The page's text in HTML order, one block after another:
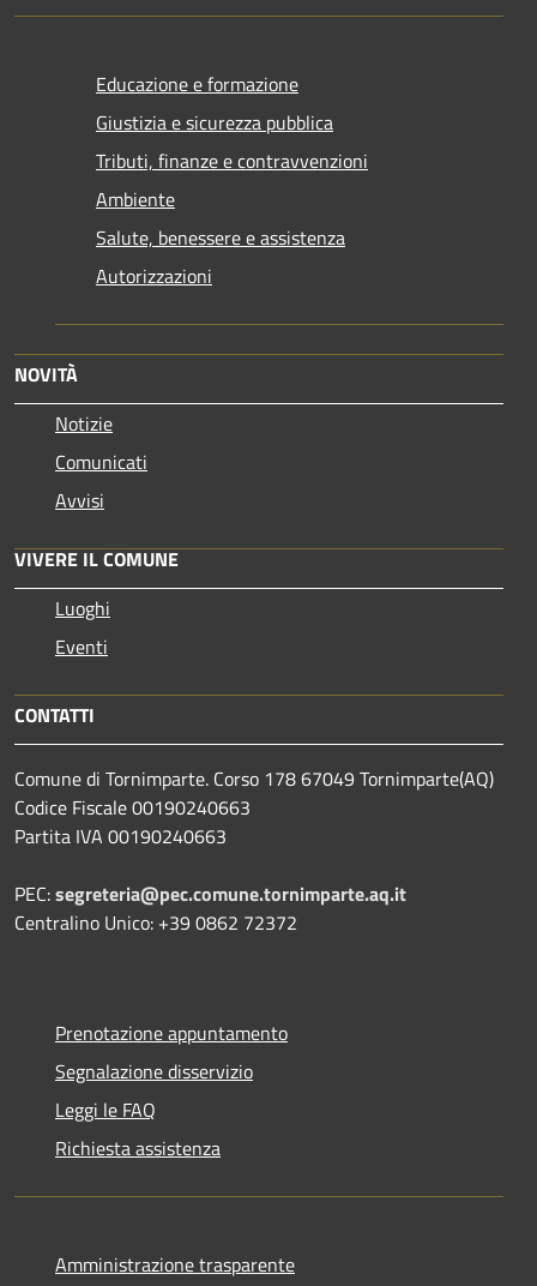
Educazione e formazione
Giustizia e sicurezza pubblica
Tributi, finanze e contravvenzioni
Ambiente
Salute, benessere e assistenza
Autorizzazioni
NOVITÀ
Notizie
Comunicati
Avvisi
VIVERE IL COMUNE
Luoghi
Eventi
CONTATTI
Comune di Tornimparte. Corso 178 67049 Tornimparte(AQ)
Codice Fiscale 00190240663
Partita IVA 00190240663
PEC:segreteria@pec.comune.tornimparte.aq.it
Centralino Unico: +39 0862 72372
Prenotazione appuntamento
Segnalazione disservizio
Leggi le FAQ
Richiesta assistenza
Amministrazione trasparente